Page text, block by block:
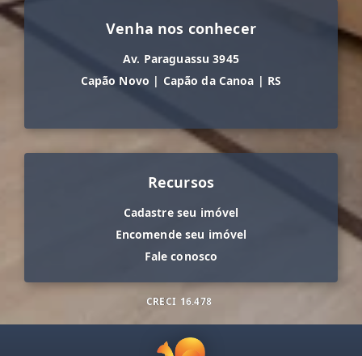
Venha nos conhecer
Av. Paraguassu 3945
Capão Novo | Capão da Canoa | RS
Recursos
Cadastre seu imóvel
Encomende seu imóvel
Fale conosco
CRECI 16.478